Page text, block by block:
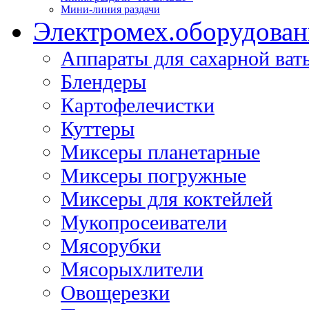
Мини-линия раздачи
Электромех.
Аппараты для сахарной
Блендеры
Картофелечистки
Куттеры
Миксеры планетарные
Миксеры погружные
Миксеры для коктейлей
Мукопросеиватели
Мясорубки
Мясорыхлители
Овощерезки